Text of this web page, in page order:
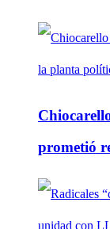
prometió